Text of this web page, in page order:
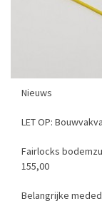
Nieuws
LET OP:
Fairlocks
155,00
Belangrijke